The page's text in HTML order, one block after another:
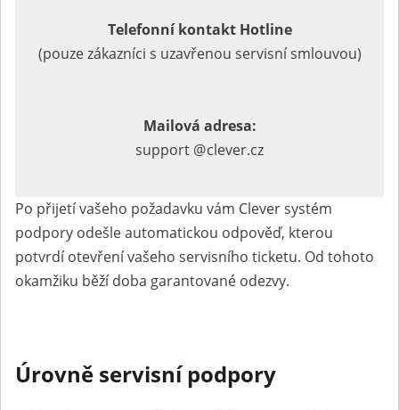
Telefonní kontakt Hotline
(pouze zákazníci s uzavřenou servisní smlouvou)
Mailová adresa:
support
clever.cz
Po přijetí vašeho požadavku vám Clever systém
podpory odešle automatickou odpověď, kterou
potvrdí otevření vašeho servisního ticketu. Od tohoto
okamžiku běží doba garantované odezvy.
Úrovně servisní podpory